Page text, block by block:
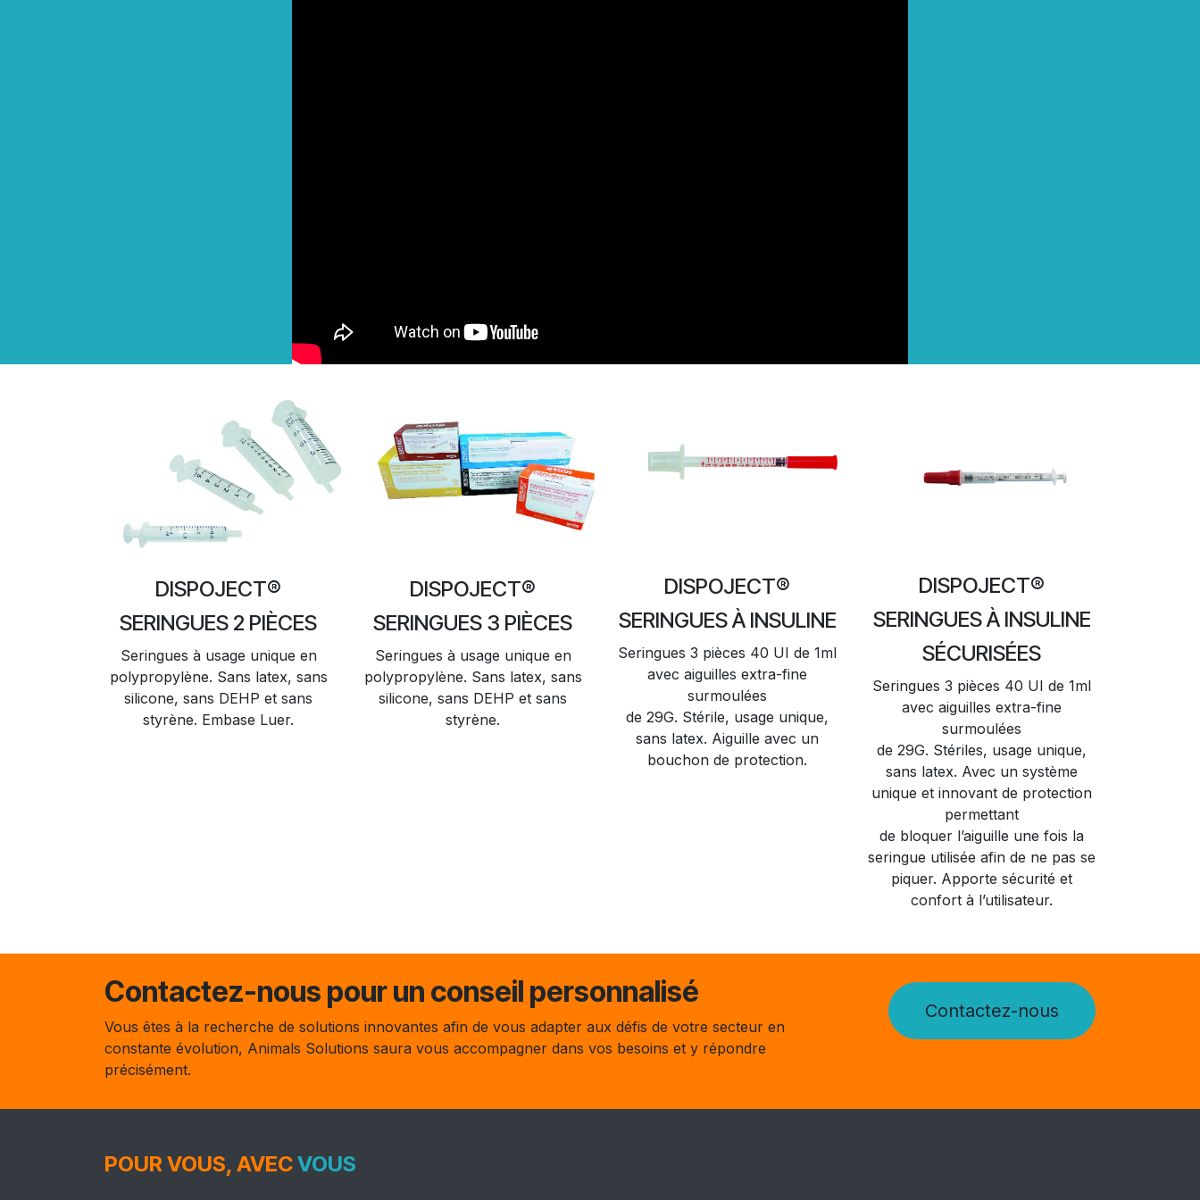
DISPOJECT®
SERINGUES 2 PIÈCES
Seringues à usage unique en
polypropylène. Sans latex, sans
silicone, sans DEHP et sans
styrène. Embase Luer.
DISPOJECT®
SERINGUES 3 PIÈCES
Seringues à usage unique en
polypropylène. Sans latex, sans
silicone, sans DEHP et sans
styrène.
DISPOJECT®
SERINGUES À INSULINE
Seringues 3 pièces 40 UI de 1ml
avec aiguilles extra-fine
surmoulées
de 29G. Stérile, usage unique,
sans latex. Aiguille avec un
bouchon de protection.
DISPOJECT®
SERINGUES À INSULINE
SÉCURISÉES
Seringues 3 pièces 40 UI de 1ml
avec aiguilles extra-fine
surmoulées
de 29G. Stériles, usage unique,
sans latex. Avec un système
unique et innovant de protection
permettant
de bloquer l’aiguille une fois la
seringue utilisée afin de ne pas se
piquer. Apporte sécurité et
confort à l’utilisateur.
Contactez-nous pour un conseil personnalisé
Vous êtes à la recherche de solutions innovantes afin de vous adapter aux défis de votre secteur en
constante évolution, Animals Solutions saura vous accompagner dans vos besoins et y répondre
précisément.
Contactez-nous
POUR VOUS, AVECVOUS